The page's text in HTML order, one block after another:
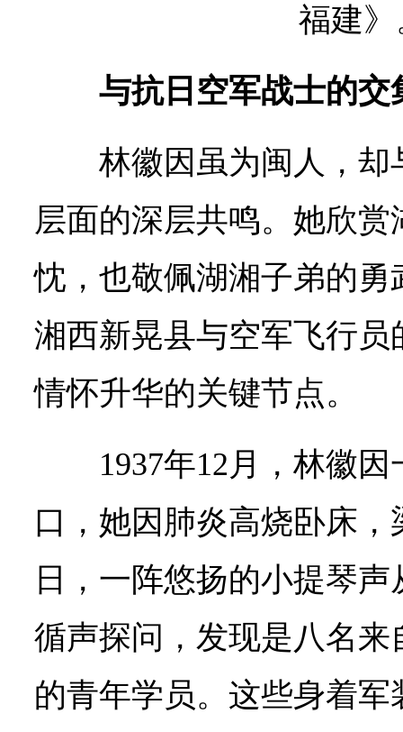
福建》
与抗日空军战士的交
林徽因虽为闽人，
层面的深层共鸣。她欣
忱，也敬佩湖湘子弟的
湘西新晃县与空军飞行
情怀升华的关键节点。
1937年12月，林徽
口，她因肺炎高烧卧床
日，一阵悠扬的小提琴
循声探问，发现是八名
的青年学员。这些身着